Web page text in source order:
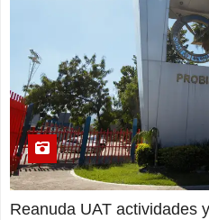
Reanuda UAT actividades